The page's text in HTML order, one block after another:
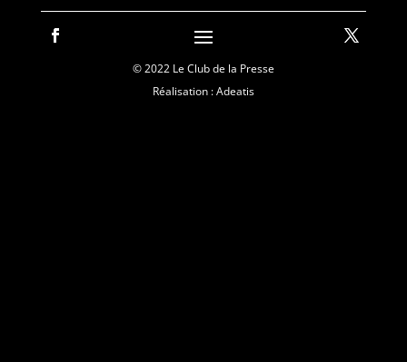
© 2022 Le Club de la Presse
Réalisation : Adeatis